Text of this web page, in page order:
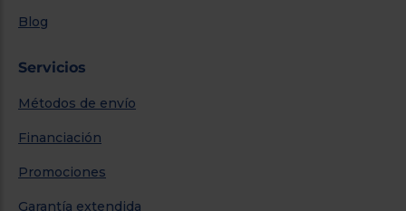
Blog
Servicios
Métodos de envío
Financiación
Promociones
Garantía extendida